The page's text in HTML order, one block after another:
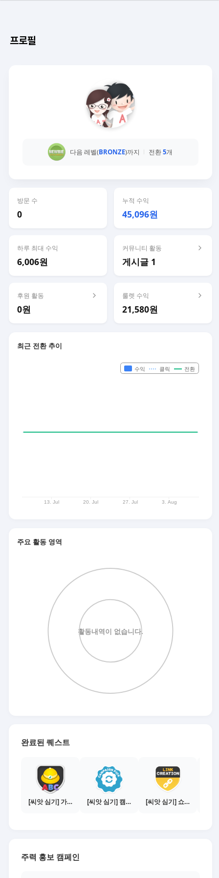
프로필
다음 레벨(BRONZE)까지 전환5개
방문 수
0
누적 수익
45,096원
하루 최대 수익
6,006원
커뮤니티 활동
게시글 1
후원 활동
0원
룰렛 수익
21,580원
최근 전환 추이
주요 활동 영역
완료된 퀘스트
[씨앗 심기] 가이드보기 - 매체별 활동 가이드 [씨앗 심기] 캠페인 전환하기 [씨앗 심기] 쇼핑몰 링크 발급하기 - 제휴몰 10곳
주력 홍보 캠페인